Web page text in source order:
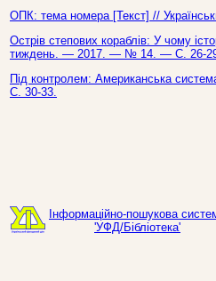
ОПК: тема номера [Текст] //
Острів степових кораблів: У чому
тиждень. — 2017. — № 14. — С. 26-
Під контролем: Американська
С. 30-33.
Інформаційно-пошукова
'УФД/Бібліотека'